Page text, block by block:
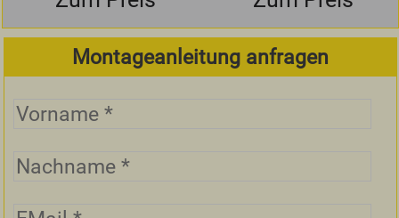
Montageanleitung anfragen